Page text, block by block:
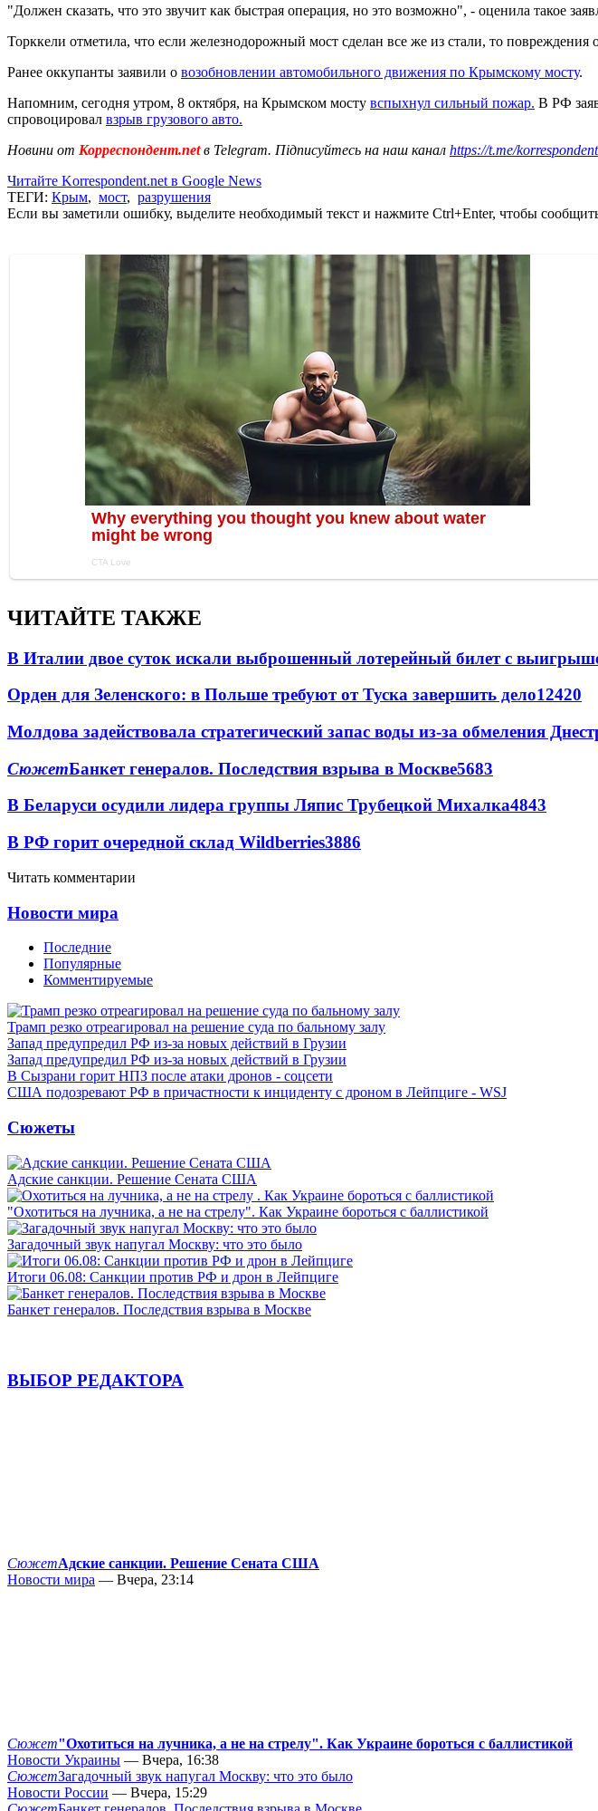
"Должен сказать, что это звучит как быстрая операция, но это возможно", - оценила такое
Торккели отметила, что если железнодорожный мост сделан все же из стали, то
Ранее оккупанты заявили о возобновлении автомобильного движения по Крымскому мосту.
Напомним, сегодня утром, 8 октября, на Крымском мосту вспыхнул сильный пожар. В РФ
спровоцировал взрыв грузового авто.
Новини от Корреспондент.netв Telegram. Підписуйтесь на наш канал https://t.me/
Читайте Korrespondent.net в Google News
ТЕГИ: Крым, мост, разрушения
Если вы заметили ошибку, выделите необходимый текст и нажмите Ctrl+Enter, чтобы
ЧИТАЙТЕ ТАКЖЕ
В Италии двое суток искали выброшенный лотерейный билет с
Орден для Зеленского: в Польше требуют от Туска завершить дело12420
Молдова задействовала стратегический запас воды из-за обмеления
СюжетБанкет генералов. Последствия взрыва в Москве5683
В Беларуси осудили лидера группы Ляпис Трубецкой Михалка4843
В РФ горит очередной склад Wildberries3886
Читать комментарии
Новости мира
Последние
Популярные
Комментируемые
Трамп резко отреагировал на решение суда по бальному залу
Запад предупредил РФ из-за новых действий в Грузии
Запад предупредил РФ из-за новых действий в Грузии
В Сызрани горит НПЗ после атаки дронов - соцсети
США подозревают РФ в причастности к инциденту с дроном в Лейпциге - WSJ
Сюжеты
Адские санкции. Решение Сената США
"Охотиться на лучника, а не на стрелу". Как Украине бороться с баллистикой
Загадочный звук напугал Москву: что это было
Итоги 06.08: Санкции против РФ и дрон в Лейпциге
Банкет генералов. Последствия взрыва в Москве
ВЫБОР РЕДАКТОРА
СюжетАдские санкции. Решение Сената США
Новости мира — Вчера, 23:14
Сюжет"Охотиться на лучника, а не на стрелу". Как Украине бороться с баллистикой
Новости Украины — Вчера, 16:38
СюжетЗагадочный звук напугал Москву: что это было
Новости России — Вчера, 15:29